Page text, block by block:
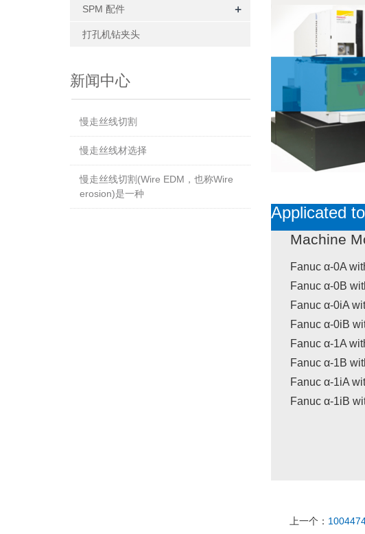
Applicated to
Machine
Fanuc α-0A
Fanuc α-0B
Fanuc α-0iA
Fanuc α-0iB
Fanuc α-1A
Fanuc α-1B
Fanuc α-1iA
Fanuc α-1iB
上一个：
SPM 配件 +
打孔机钻夹头
新闻中心
慢走丝线切割
慢走丝线材选择
慢走丝线切割(Wire EDM，也称Wire
erosion)是一种